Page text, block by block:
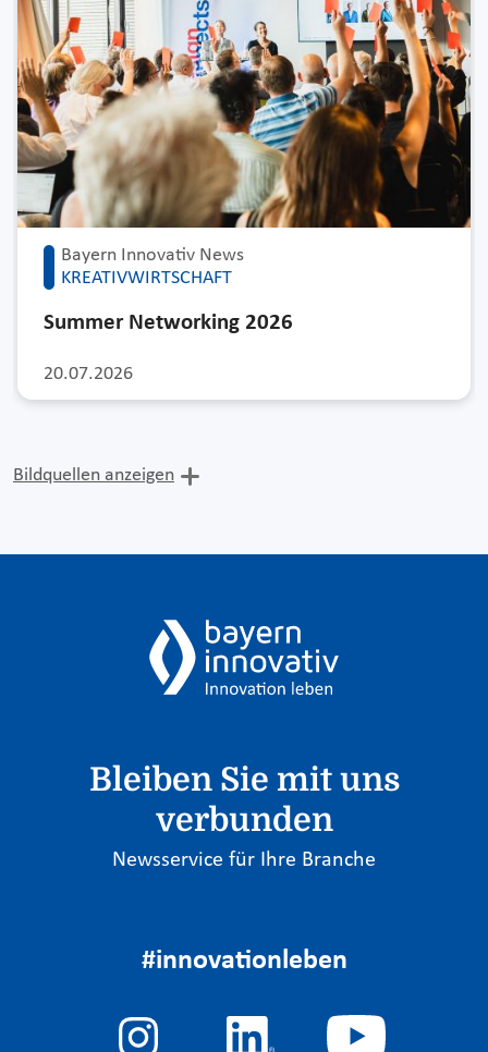
Bayern Innovativ News
KREATIVWIRTSCHAFT
20.07.2026
Summer Networking 2026
Bildquellen anzeigen
Bleiben Sie mit uns
verbunden
Newsservice für Ihre Branche
#innovationleben